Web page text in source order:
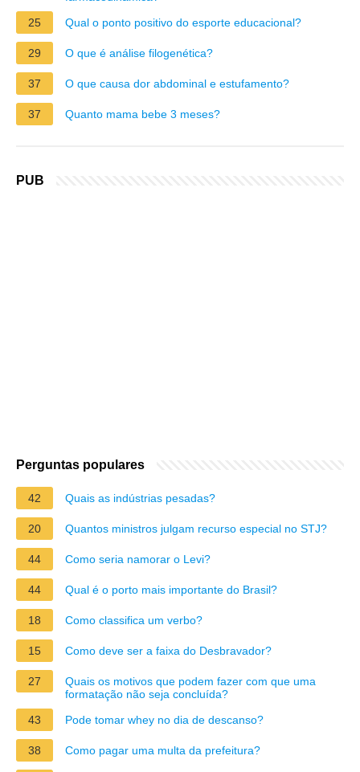
25
Qual o ponto positivo do esporte educacional?
29 O que é análise filogenética?
37 O que causa dor abdominal e estufamento?
37 Quanto mama bebe 3 meses?
PUB
Perguntas populares
42 Quais as indústrias pesadas?
20 Quantos ministros julgam recurso especial no STJ?
44 Como seria namorar o Levi?
44 Qual é o porto mais importante do Brasil?
18 Como classifica um verbo?
15 Como deve ser a faixa do Desbravador?
27
Quais os motivos que podem fazer com que uma
formatação não seja concluída?
43
Pode tomar whey no dia de descanso?
38 Como pagar uma multa da prefeitura?